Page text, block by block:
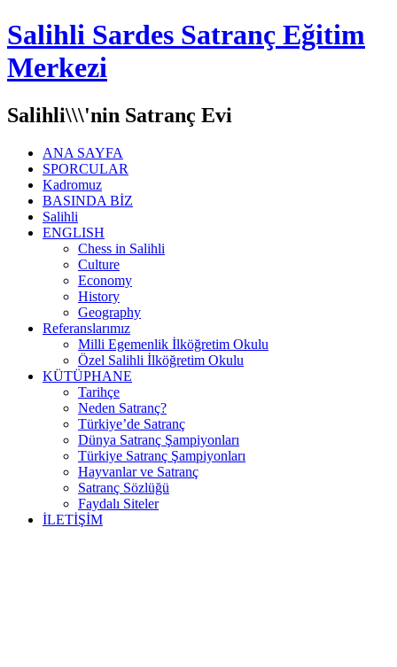
Salihli Sardes Satranç Eğitim
Merkezi
Salihli\\\'nin Satranç Evi
ANA SAYFA
SPORCULAR
Kadromuz
BASINDA BİZ
Salihli
ENGLISH
Chess in Salihli
Culture
Economy
History
Geography
Referanslarımız
Milli Egemenlik İlköğretim Okulu
Özel Salihli İlköğretim Okulu
KÜTÜPHANE
Tarihçe
Neden Satranç?
Türkiye’de Satranç
Dünya Satranç Şampiyonları
Türkiye Satranç Şampiyonları
Hayvanlar ve Satranç
Satranç Sözlüğü
Faydalı Siteler
İLETİŞİM